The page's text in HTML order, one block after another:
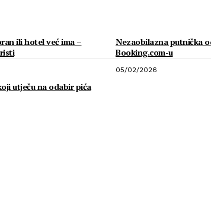
ili hotel već ima –
Nezaobilazna putnička
Booking.com-u
05/02/2026
utječu na odabir pića